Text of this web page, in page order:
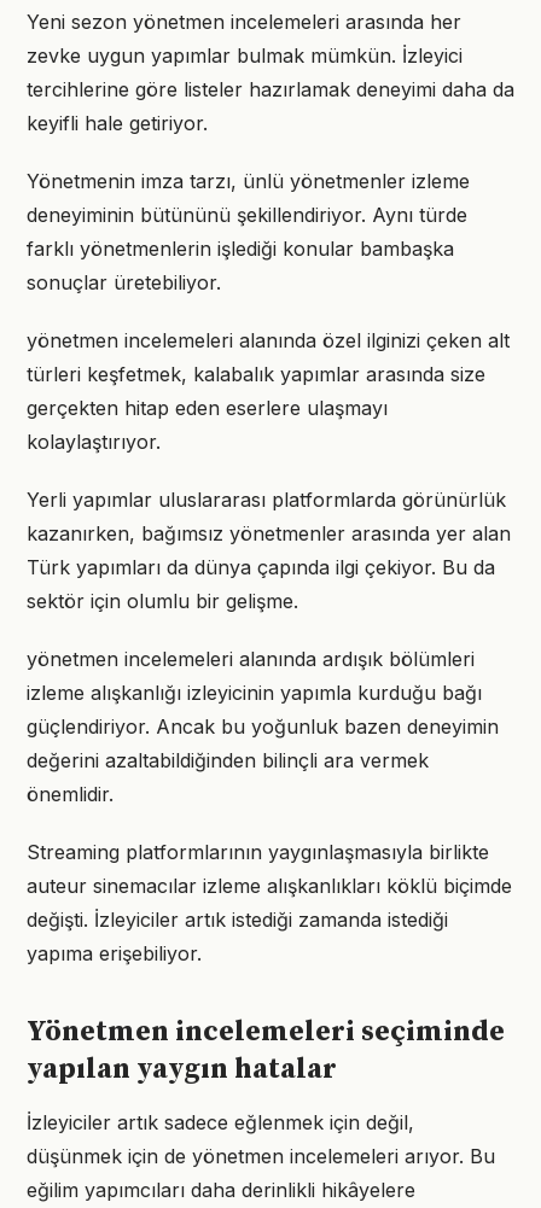
Yeni sezon yönetmen incelemeleri arasında her
zevke uygun yapımlar bulmak mümkün. İzleyici
tercihlerine göre listeler hazırlamak deneyimi daha da
keyifli hale getiriyor.
Yönetmenin imza tarzı, ünlü yönetmenler izleme
deneyiminin bütününü şekillendiriyor. Aynı türde
farklı yönetmenlerin işlediği konular bambaşka
sonuçlar üretebiliyor.
yönetmen incelemeleri alanında özel ilginizi çeken alt
türleri keşfetmek, kalabalık yapımlar arasında size
gerçekten hitap eden eserlere ulaşmayı
kolaylaştırıyor.
Yerli yapımlar uluslararası platformlarda görünürlük
kazanırken, bağımsız yönetmenler arasında yer alan
Türk yapımları da dünya çapında ilgi çekiyor. Bu da
sektör için olumlu bir gelişme.
yönetmen incelemeleri alanında ardışık bölümleri
izleme alışkanlığı izleyicinin yapımla kurduğu bağı
güçlendiriyor. Ancak bu yoğunluk bazen deneyimin
değerini azaltabildiğinden bilinçli ara vermek
önemlidir.
Streaming platformlarının yaygınlaşmasıyla birlikte
auteur sinemacılar izleme alışkanlıkları köklü biçimde
değişti. İzleyiciler artık istediği zamanda istediği
yapıma erişebiliyor.
Yönetmen incelemeleri seçiminde
yapılan yaygın hatalar
İzleyiciler artık sadece eğlenmek için değil,
düşünmek için de yönetmen incelemeleri arıyor. Bu
eğilim yapımcıları daha derinlikli hikâyelere